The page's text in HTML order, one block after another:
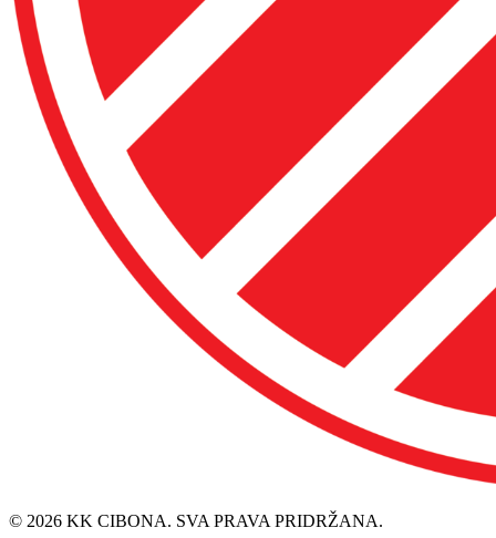
© 2026 KK CIBONA. SVA PRAVA PRIDRŽANA.